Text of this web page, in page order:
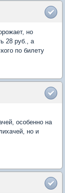
но
28 руб., а
по билету
особенно на
но и